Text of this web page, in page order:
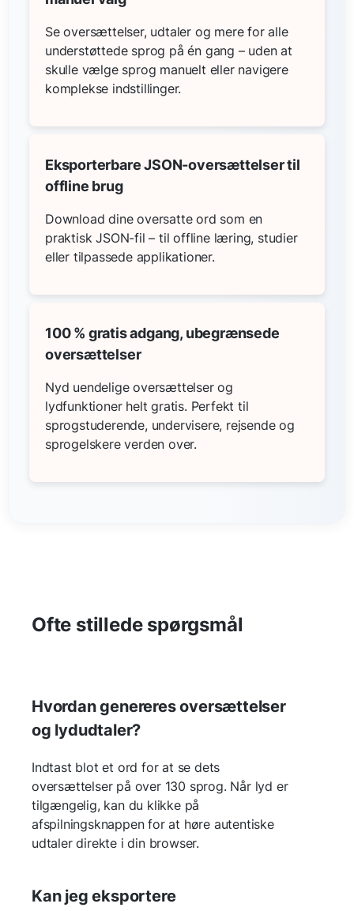
Se oversættelser, udtaler og mere for alle
understøttede sprog på én gang – uden at
skulle vælge sprog manuelt eller navigere
komplekse indstillinger.
Eksporterbare JSON-oversættelser til
offline brug
Download dine oversatte ord som en
praktisk JSON-fil – til offline læring, studier
eller tilpassede applikationer.
100 % gratis adgang, ubegrænsede
oversættelser
Nyd uendelige oversættelser og
lydfunktioner helt gratis. Perfekt til
sprogstuderende, undervisere, rejsende og
sprogelskere verden over.
Ofte stillede spørgsmål
Hvordan genereres oversættelser
og lydudtaler?
Indtast blot et ord for at se dets
oversættelser på over 130 sprog. Når lyd er
tilgængelig, kan du klikke på
afspilningsknappen for at høre autentiske
udtaler direkte i din browser.
Kan jeg eksportere